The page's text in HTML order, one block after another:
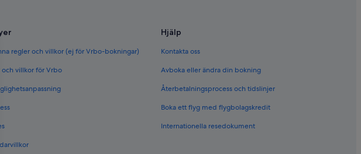
regler och villkor (ej för Vrbo-bokningar)
och villkor för Vrbo
Hjälp
Kontakta oss
Avboka eller ändra din bokning
Återbetalningsprocess och tidslinjer
Boka ett flyg med flygbolagskredit
Internationella resedokument